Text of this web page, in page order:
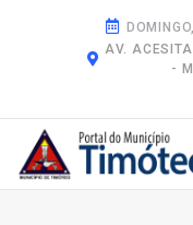
AV.
-